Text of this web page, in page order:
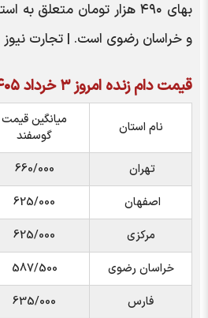
بهای ۴۹۰ هزار تومان متعلق
و خراسان رضوی است. | تجارت نیوز
قیمت دام زنده امروز ۳ خرداد ۱۴۰۵
نام استان
میانگین قیمت
گوسفند
تهران
660/000
اصفهان
625/000
مرکزی
625/000
خراسان رضوی
587/500
فارس
635/000